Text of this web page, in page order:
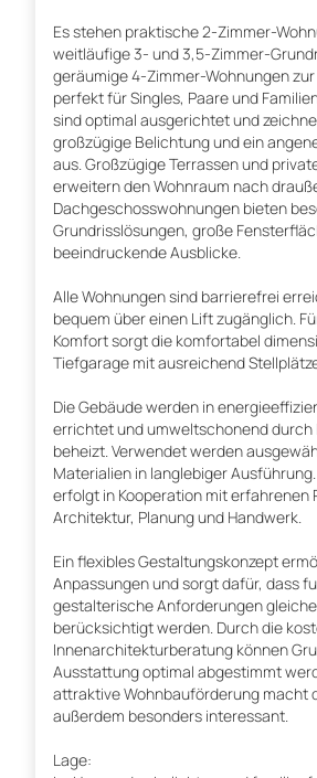
Es stehen praktische 2-Zimmer-
weitläufige 3- und 3,5-Zimmer-
geräumige 4-Zimmer-Wohnungen
perfekt für Singles, Paare und
sind optimal ausgerichtet und
großzügige Belichtung und ein
aus. Großzügige Terrassen und
erweitern den Wohnraum nach
Dachgeschosswohnungen bieten
Grundrisslösungen, große
beeindruckende Ausblicke.
Alle Wohnungen sind barrierefrei
bequem über einen Lift zugänglich.
Komfort sorgt die komfortabel
Tiefgarage mit ausreichend
Die Gebäude werden in
errichtet und umweltschonend durch
beheizt. Verwendet werden
Materialien in langlebiger
erfolgt in Kooperation mit erfahrenen
Architektur, Planung und Handwerk.
Ein flexibles Gestaltungskonzept
Anpassungen und sorgt dafür, dass
gestalterische Anforderungen
berücksichtigt werden. Durch die
Innenarchitekturberatung können
Ausstattung optimal abgestimmt
attraktive Wohnbauförderung macht
außerdem besonders interessant.
Lage: